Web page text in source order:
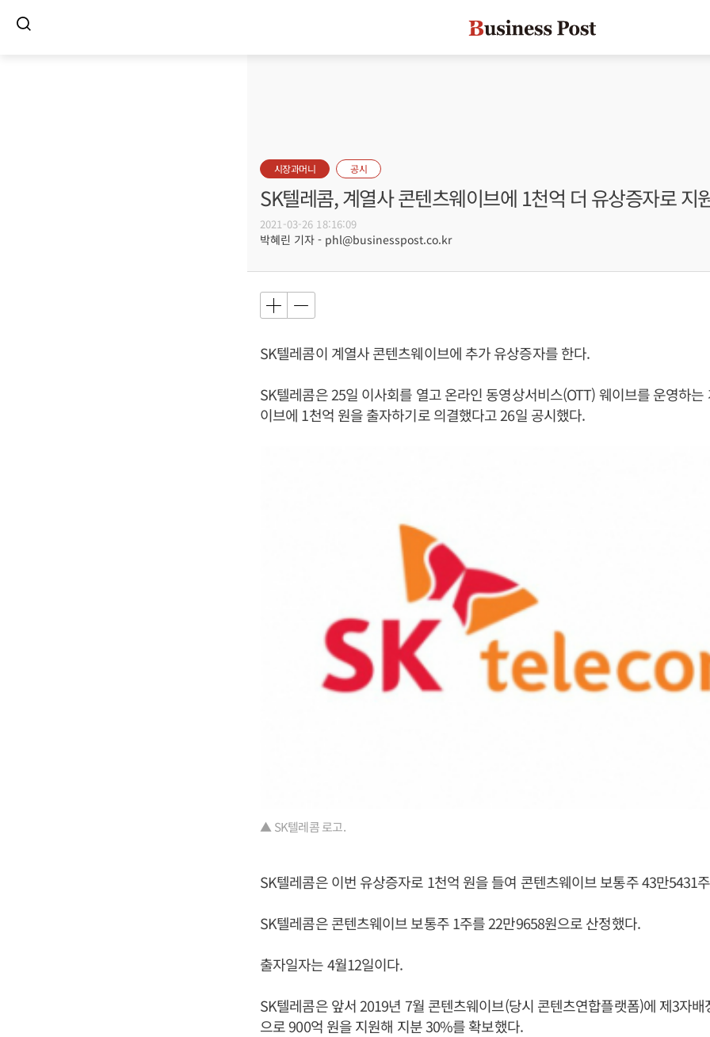
시장과머니 공시
SK텔레콤, 계열사 콘텐츠웨이브에 1천억 더 유상증자로 지
2021-03-26 18:16:09
박혜린 기자 - phl@businesspost.co.kr
SK텔레콤이 계열사 콘텐츠웨이브에 추가 유상증자를 한다.
SK텔레콤은 25일 이사회를 열고 온라인 동영상서비스(OTT) 웨이브를 운영하는
이브에 1천억 원을 출자하기로 의결했다고 26일 공시했다.
▲ SK텔레콤 로고.
SK텔레콤은 이번 유상증자로 1천억 원을 들여 콘텐츠웨이브 보통주 43만5431
SK텔레콤은 콘텐츠웨이브 보통주 1주를 22만9658원으로 산정했다.
출자일자는 4월12일이다.
SK텔레콤은 앞서 2019년 7월 콘텐츠웨이브(당시 콘텐츠연합플랫폼)에 제3자배
으로 900억 원을 지원해 지분 30%를 확보했다.